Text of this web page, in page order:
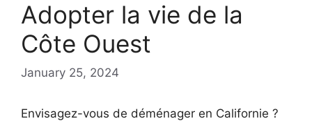
Adopter la vie de la
Côte Ouest
January 25, 2024
Envisagez-vous de déménager en Californie ?